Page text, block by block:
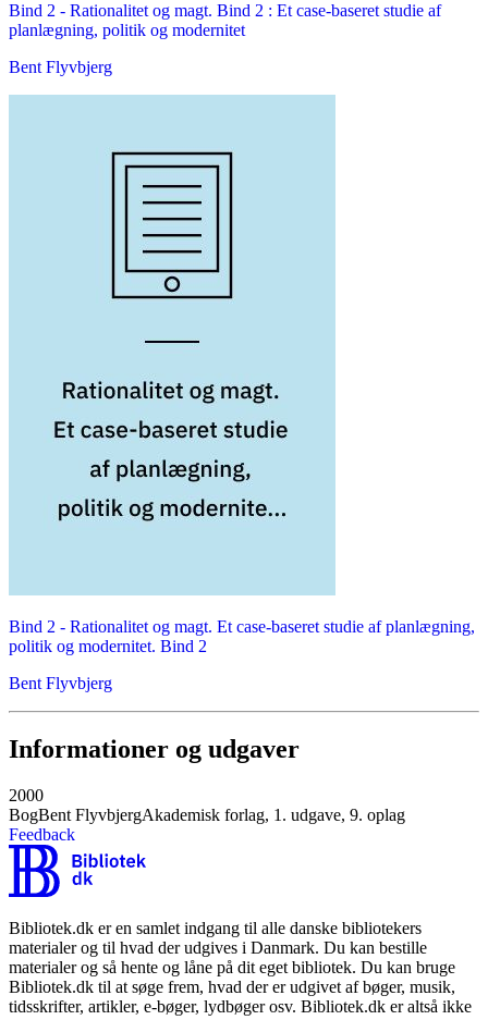
Bind 2 - Rationalitet og magt. Bind 2 : Et case-baseret studie af
planlægning, politik og modernitet
Bent Flyvbjerg
Bind 2 - Rationalitet og magt. Et case-baseret studie af planlægning,
politik og modernitet. Bind 2
Bent Flyvbjerg
Informationer og udgaver
2000
BogBent FlyvbjergAkademisk forlag, 1. udgave, 9. oplag
Feedback
Bibliotek.dk er en samlet indgang til alle danske bibliotekers
materialer og til hvad der udgives i Danmark. Du kan bestille
materialer og så hente og låne på dit eget bibliotek. Du kan bruge
Bibliotek.dk til at søge frem, hvad der er udgivet af bøger, musik,
tidsskrifter, artikler, e-bøger, lydbøger osv. Bibliotek.dk er altså ikke